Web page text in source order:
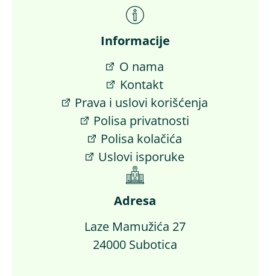
Informacije
O nama
Kontakt
Prava i uslovi korišćenja
Polisa privatnosti
Polisa kolačića
Uslovi isporuke
Adresa
Laze Mamužića 27
24000 Subotica